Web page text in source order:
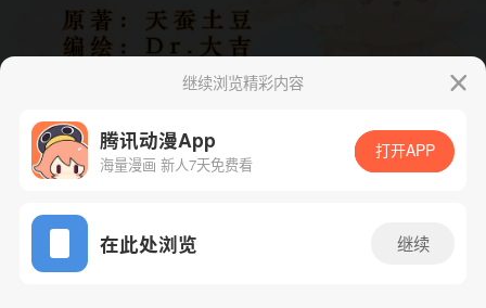
App免费看
继续浏览精彩内容
腾讯动漫App
海量漫画 新人7天免费看
打开APP
在此处浏览 继续